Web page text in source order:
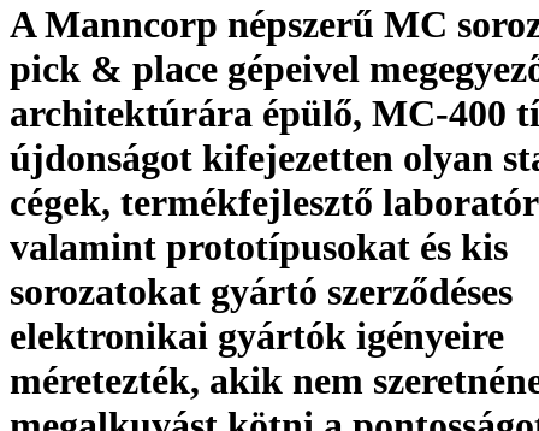
A Manncorp népszerű MC
pick & place gépeivel
architektúrára épülő, MC-400
újdonságot kifejezetten olyan
cégek, termékfejlesztő
valamint prototípusokat és kis
sorozatokat gyártó szerződéses
elektronikai gyártók igényeire
méretezték, akik nem